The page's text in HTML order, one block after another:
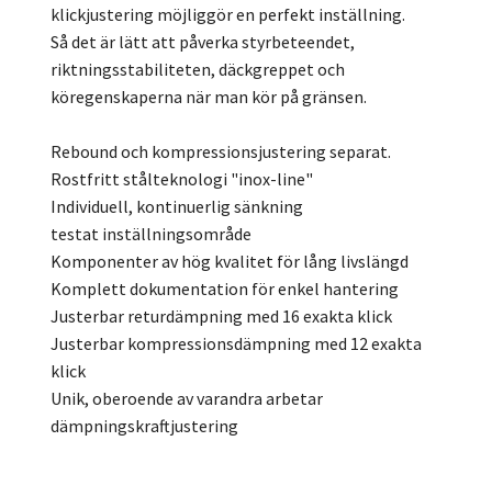
klickjustering möjliggör en perfekt inställning.
Så det är lätt att påverka styrbeteendet,
riktningsstabiliteten, däckgreppet och
köregenskaperna när man kör på gränsen.
Rebound och kompressionsjustering separat.
Rostfritt stålteknologi "inox-line"
Individuell, kontinuerlig sänkning
testat inställningsområde
Komponenter av hög kvalitet för lång livslängd
Komplett dokumentation för enkel hantering
Justerbar returdämpning med 16 exakta klick
Justerbar kompressionsdämpning med 12 exakta
klick
Unik, oberoende av varandra arbetar
dämpningskraftjustering